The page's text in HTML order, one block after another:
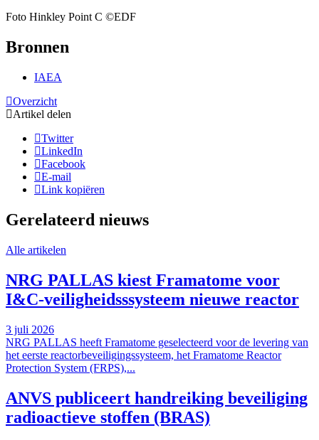
Foto Hinkley Point C ©EDF
Bronnen
IAEA
Overzicht
Artikel delen
Twitter
LinkedIn
Facebook
E-mail
Link kopiëren
Gerelateerd nieuws
Alle artikelen
NRG PALLAS kiest Framatome voor
I&C-veiligheidsssysteem nieuwe reactor
3 juli 2026
NRG PALLAS heeft Framatome geselecteerd voor de levering van
het eerste reactorbeveiligingssysteem, het Framatome Reactor
Protection System (FRPS),...
ANVS publiceert handreiking beveiliging
radioactieve stoffen (BRAS)